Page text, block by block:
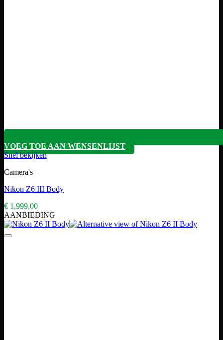
VOEG TOE AAN WENSENLIJST
Snel bekijken
Camera's
Nikon Z6 III Body
€ 1.999,00
AANBIEDING